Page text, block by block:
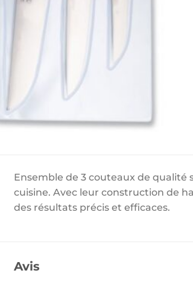
Ensemble de 3 couteaux de qualité
cuisine. Avec leur construction de
des résultats précis et efficaces.
Avis